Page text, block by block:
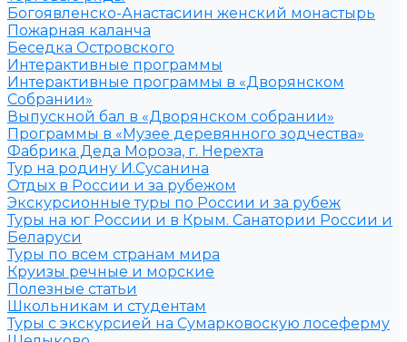
Богоявленско-Анастасиин женский монастырь
Пожарная каланча
Беседка Островского
Интерактивные программы
Интерактивные программы в «Дворянском
Собрании»
Выпускной бал в «Дворянском собрании»
Программы в «Музее деревянного зодчества»
Фабрика Деда Мороза, г. Нерехта
Тур на родину И.Сусанина
Отдых в России и за рубежом
Экскурсионные туры по России и за рубеж
Туры на юг России и в Крым. Санатории России и
Беларуси
Туры по всем странам мира
Круизы речные и морские
Полезные статьи
Школьникам и студентам
Туры с экскурсией на Сумарковоскую лосеферму